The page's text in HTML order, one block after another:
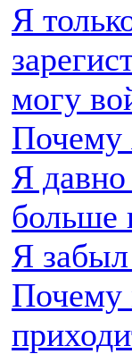
Я
могу
Почему
Я давно
больше
Я
Почему